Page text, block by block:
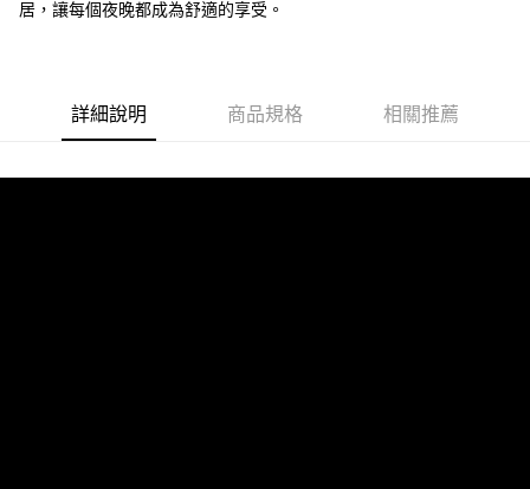
居，讓每個夜晚都成為舒適的享受。
詳細說明 商品規格 相關推薦